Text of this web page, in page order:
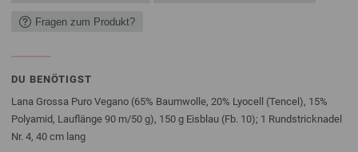
Fragen zum Produkt?
DU BENÖTIGST
Lana Grossa Puro Vegano (65% Baumwolle, 20% Lyocell (Tencel), 15%
Polyamid, Lauflänge 90 m/50 g), 150 g Eisblau (Fb. 10); 1 Rundstricknadel
Nr. 4, 40 cm lang